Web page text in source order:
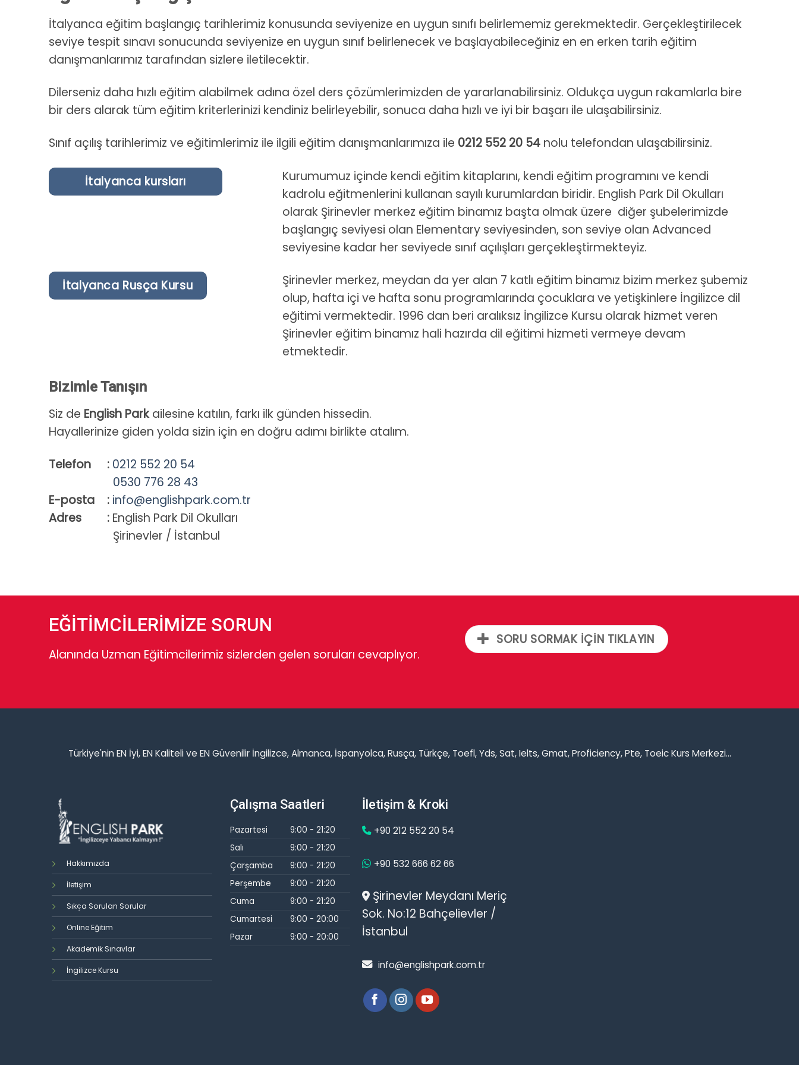
İtalyanca eğitim başlangıç tarihlerimiz konusunda seviyenize en uygun sınıfı belirlememiz gerekmektedir. Gerçekleştirilecek
seviye tespit sınavı sonucunda seviyenize en uygun sınıf belirlenecek ve başlayabileceğiniz en en erken tarih eğitim
danışmanlarımız tarafından sizlere iletilecektir.
Dilerseniz daha hızlı eğitim alabilmek adına özel ders çözümlerimizden de yararlanabilirsiniz. Oldukça uygun rakamlarla bire
bir ders alarak tüm eğitim kriterlerinizi kendiniz belirleyebilir, sonuca daha hızlı ve iyi bir başarı ile ulaşabilirsiniz.
Sınıf açılış tarihlerimiz ve eğitimlerimiz ile ilgili eğitim danışmanlarımıza ile 0212 552 20 54nolu telefondan ulaşabilirsiniz.
İtalyanca kursları
Kurumumuz içinde kendi eğitim kitaplarını, kendi eğitim programını ve kendi
kadrolu eğitmenlerini kullanan sayılı kurumlardan biridir. English Park Dil Okulları
olarak Şirinevler merkez eğitim binamız başta olmak üzere diğer şubelerimizde
başlangıç seviyesi olan Elementary seviyesinden, son seviye olan Advanced
seviyesine kadar her seviyede sınıf açılışları gerçekleştirmekteyiz.
İtalyanca Rusça Kursu
Şirinevler merkez, meydan da yer alan 7 katlı eğitim binamız bizim merkez şubemiz
olup, hafta içi ve hafta sonu programlarında çocuklara ve yetişkinlere İngilizce dil
eğitimi vermektedir. 1996 dan beri aralıksız İngilizce Kursu olarak hizmet veren
Şirinevler eğitim binamız hali hazırda dil eğitimi hizmeti vermeye devam
etmektedir.
Bizimle Tanışın
Siz de English Parkailesine katılın, farkı ilk günden hissedin.
Hayallerinize giden yolda sizin için en doğru adımı birlikte atalım.
Telefon
E-posta
Adres
: 0212 552 20 54
0530 776 28 43
: info@englishpark.com.tr
: English Park Dil Okulları
Şirinevler / İstanbul
EĞİTİMCİLERİMİZE SORUN
Alanında Uzman Eğitimcilerimiz sizlerden gelen soruları cevaplıyor.
SORU SORMAK İÇİN TIKLAYIN
Türkiye'nin EN İyi, EN Kaliteli ve EN Güvenilir İngilizce, Almanca, İspanyolca, Rusça, Türkçe, Toefl, Yds, Sat, Ielts, Gmat, Proficiency, Pte, Toeic Kurs Merkezi...
Hakkımızda
İletişim
Sıkça Sorulan Sorular
Online Eğitim
Akademik Sınavlar
İngilizce Kursu
Çalışma Saatleri
Pazartesi
9:00 - 21:20
Salı
9:00 - 21:20
Çarşamba
9:00 - 21:20
Perşembe
9:00 - 21:20
Cuma
9:00 - 21:20
Cumartesi
9:00 - 20:00
Pazar
9:00 - 20:00
İletişim & Kroki
+90 212 552 20 54
+90 532 666 62 66
Şirinevler Meydanı Meriç
Sok. No:12 Bahçelievler /
İstanbul
info@englishpark.com.tr